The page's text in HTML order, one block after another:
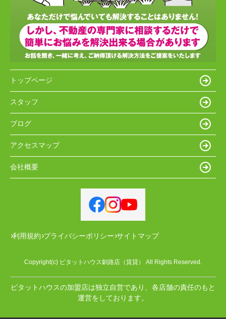
トップページ
スタッフ
ブログ
アクセスマップ
会社概要
利用規約 プライバシーポリシー サイトマップ
Copyright(c) ピタットハウス釧路店（賃貸） All Rights Reserved.
ピタットハウスの加盟店は独立自営であり、各店舗の責任のもと
運営をしております。